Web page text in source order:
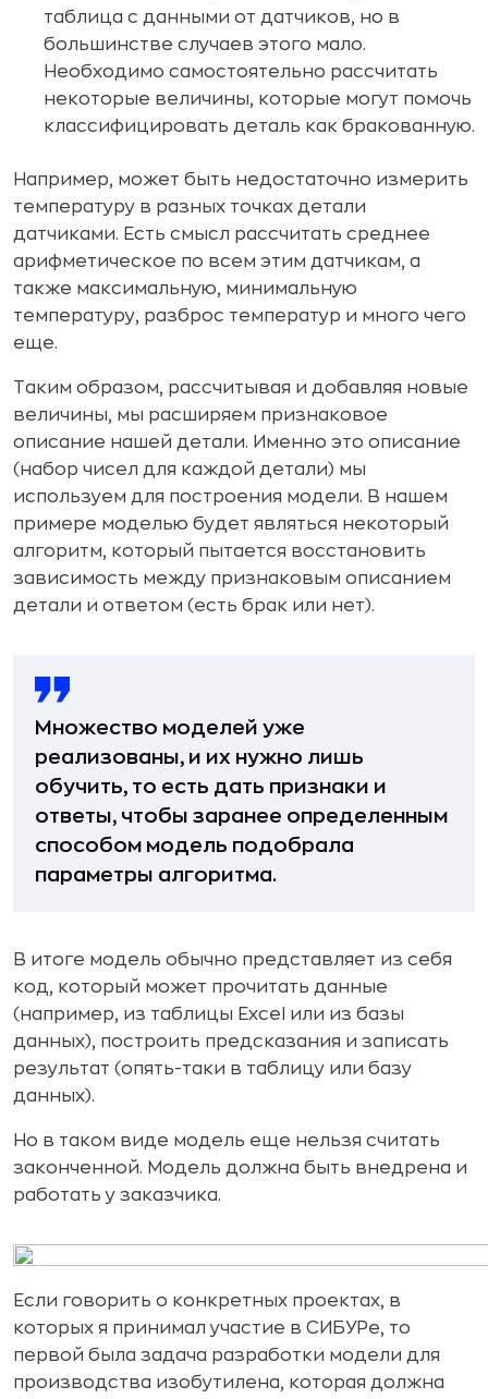
таблица с данными от датчиков, но в
большинстве случаев этого мало.
Необходимо самостоятельно рассчитать
некоторые величины, которые могут помочь
классифицировать деталь как бракованную.
Например, может быть недостаточно измерить
температуру в разных точках детали
датчиками. Есть смысл рассчитать среднее
арифметическое по всем этим датчикам, а
также максимальную, минимальную
температуру, разброс температур и много чего
еще.
Таким образом, рассчитывая и добавляя новые
величины, мы расширяем признаковое
описание нашей детали. Именно это описание
(набор чисел для каждой детали) мы
используем для построения модели. В нашем
примере моделью будет являться некоторый
алгоритм, который пытается восстановить
зависимость между признаковым описанием
детали и ответом (есть брак или нет).
Множество моделей уже
реализованы, и их нужно лишь
обучить, то есть дать признаки и
ответы, чтобы заранее определенным
способом модель подобрала
параметры алгоритма.
В итоге модель обычно представляет из себя
код, который может прочитать данные
(например, из таблицы Excel или из базы
данных), построить предсказания и записать
результат (опять-таки в таблицу или базу
данных).
Но в таком виде модель еще нельзя считать
законченной. Модель должна быть внедрена и
работать у заказчика.
Если говорить о конкретных проектах, в
которых я принимал участие в СИБУРе, то
первой была задача разработки модели для
производства изобутилена, которая должна